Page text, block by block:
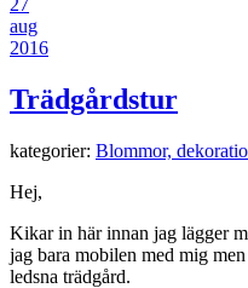
27
aug
2016
Trädgårdstur
kategorier: Blommor,
Hej,
Kikar in här innan jag lägger
jag bara mobilen med mig
ledsna trädgård.